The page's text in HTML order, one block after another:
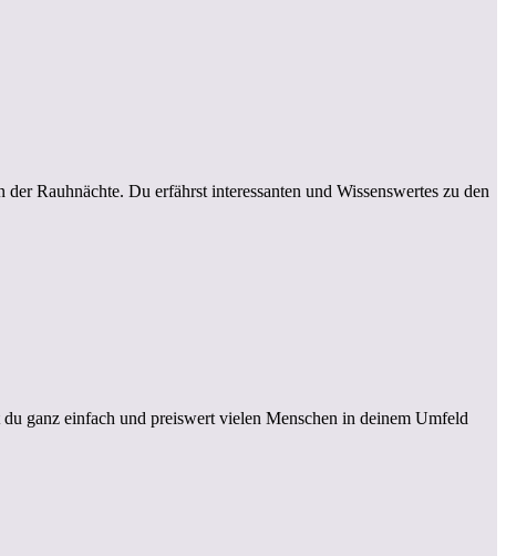
Rauhnächte. Du erfährst interessanten und Wissenswertes zu den
ganz einfach und preiswert vielen Menschen in deinem Umfeld